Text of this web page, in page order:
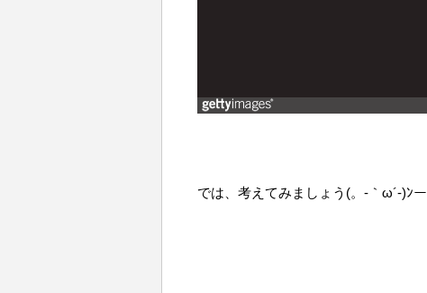
では、考えてみましょう(。-｀ω´-)ﾝー